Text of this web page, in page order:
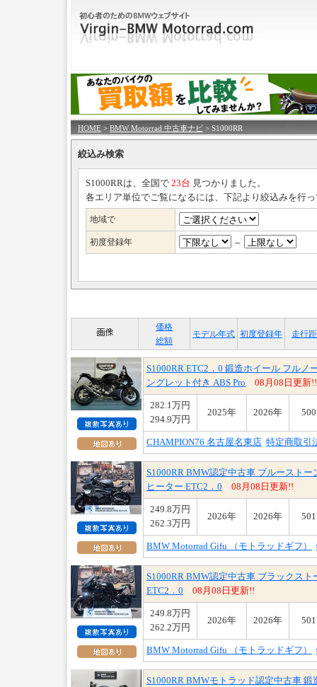
HOME > BMW Motorrad 中古車ナビ > S1000RR
絞込み検索
S1000RRは、全国で 23台 見つかりました。
各エリア単位でご覧になるには、下記より絞込みを行
地域で
初度登録年 ～
価格
総額
モデル年式 初度登録年 走行
S1000RR ETC2．0 鍛造ホイール フル
ングレット付き ABS Pro
08月08日更新!!
282.1万円
294.9万円
2025年 2026年
CHAMPION76 名古屋名東店 特定商取引
S1000RR BMW認定中古車 ブルースト
ヒーター ETC2．0
08月08日更新!!
249.8万円
262.3万円
2026年 2026年
BMW Motorrad Gifu （モトラッドギフ）
S1000RR BMW認定中古車 ブラックス
ETC2．0
08月08日更新!!
249.8万円
262.2万円
2026年 2026年
BMW Motorrad Gifu （モトラッドギフ）
S1000RR BMWモトラッド認定中古車